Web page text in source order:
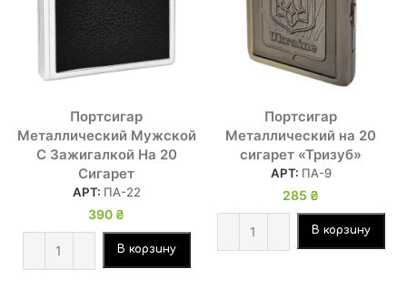
Портсигар
Металлический Мужской
С Зажигалкой На 20
Сигарет
АРТ: ПА-22
390 ₴
В корзину
Портсигар
Металлический на 20
сигарет «Тризуб»
АРТ: ПА-9
285 ₴
В корзину